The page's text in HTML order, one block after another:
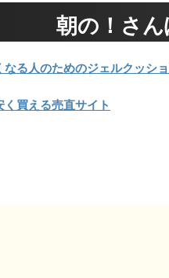
朝の！さ
なる人のためのジェルクッシ
買える売直サイト